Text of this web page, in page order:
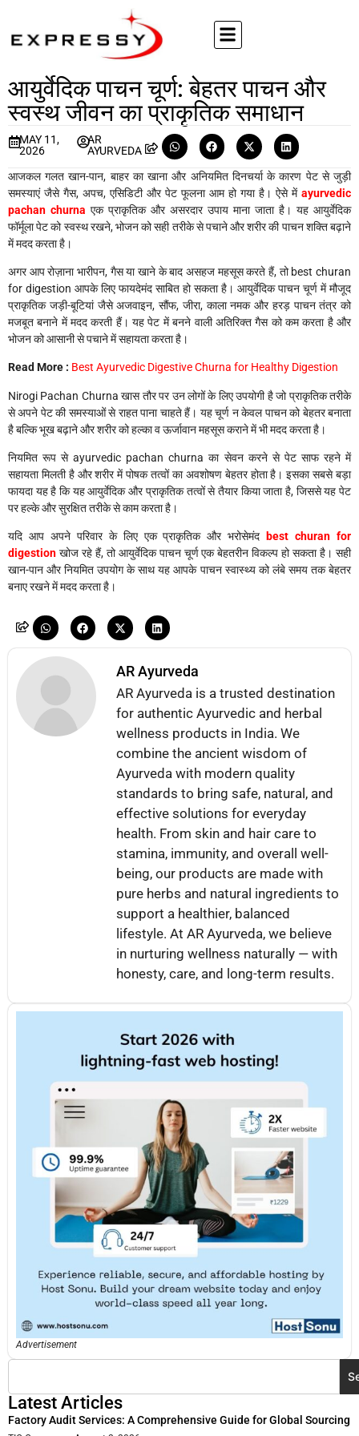
आयुर्वेदिक पाचन चूर्ण: बेहतर पाचन और
स्वस्थ जीवन का प्राकृतिक समाधान
MAY 11,
2026
AR
AYURVEDA
आजकल गलत खान-पान, बाहर का खाना और अनियमित दिनचर्या के कारण पेट से जुड़ी
समस्याएं जैसे गैस, अपच, एसिडिटी और पेट फूलना आम हो गया है। ऐसे में ayurvedic
pachan churna एक प्राकृतिक और असरदार उपाय माना जाता है। यह आयुर्वेदिक
फॉर्मूला पेट को स्वस्थ रखने, भोजन को सही तरीके से पचाने और शरीर की पाचन शक्ति बढ़ाने
में मदद करता है।
अगर आप रोज़ाना भारीपन, गैस या खाने के बाद असहज महसूस करते हैं, तो best churan
for digestion आपके लिए फायदेमंद साबित हो सकता है। आयुर्वेदिक पाचन चूर्ण में मौजूद
प्राकृतिक जड़ी-बूटियां जैसे अजवाइन, सौंफ, जीरा, काला नमक और हरड़ पाचन तंत्र को
मजबूत बनाने में मदद करती हैं। यह पेट में बनने वाली अतिरिक्त गैस को कम करता है और
भोजन को आसानी से पचाने में सहायता करता है।
Read More : Best Ayurvedic Digestive Churna for Healthy Digestion
Nirogi Pachan Churna खास तौर पर उन लोगों के लिए उपयोगी है जो प्राकृतिक तरीके
से अपने पेट की समस्याओं से राहत पाना चाहते हैं। यह चूर्ण न केवल पाचन को बेहतर बनाता
है बल्कि भूख बढ़ाने और शरीर को हल्का व ऊर्जावान महसूस कराने में भी मदद करता है।
नियमित रूप से ayurvedic pachan churna का सेवन करने से पेट साफ रहने में
सहायता मिलती है और शरीर में पोषक तत्वों का अवशोषण बेहतर होता है। इसका सबसे बड़ा
फायदा यह है कि यह आयुर्वेदिक और प्राकृतिक तत्वों से तैयार किया जाता है, जिससे यह पेट
पर हल्के और सुरक्षित तरीके से काम करता है।
यदि आप अपने परिवार के लिए एक प्राकृतिक और भरोसेमंद
best churan for
digestion खोज रहे हैं, तो आयुर्वेदिक पाचन चूर्ण एक बेहतरीन विकल्प हो सकता है। सही
खान-पान और नियमित उपयोग के साथ यह आपके पाचन स्वास्थ्य को लंबे समय तक बेहतर
बनाए रखने में मदद करता है।
AR Ayurveda
AR Ayurveda is a trusted destination
for authentic Ayurvedic and herbal
wellness products in India. We
combine the ancient wisdom of
Ayurveda with modern quality
standards to bring safe, natural, and
effective solutions for everyday
health. From skin and hair care to
stamina, immunity, and overall well-
being, our products are made with
pure herbs and natural ingredients to
support a healthier, balanced
lifestyle. At AR Ayurveda, we believe
in nurturing wellness naturally — with
honesty, care, and long-term results.
Advertisement
Latest Articles
Factory Audit Services: A Comprehensive Guide for Global Sourcing